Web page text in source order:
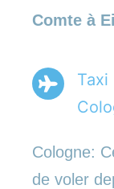
Comte à
Cologne:
de voler